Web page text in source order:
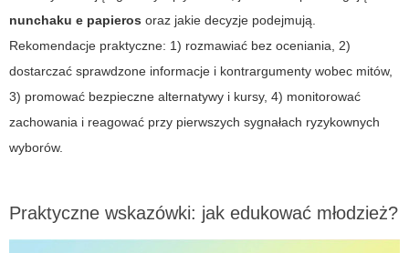
nunchaku e papieros oraz jakie decyzje podejmują.
Rekomendacje praktyczne: 1) rozmawiać bez oceniania, 2)
dostarczać sprawdzone informacje i kontrargumenty wobec mitów,
3) promować bezpieczne alternatywy i kursy, 4) monitorować
zachowania i reagować przy pierwszych sygnałach ryzykownych
wyborów.
Praktyczne wskazówki: jak edukować młodzież?